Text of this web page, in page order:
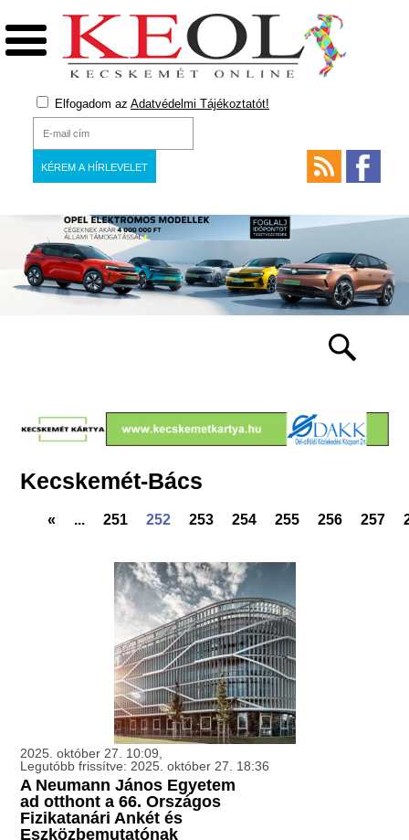
Elfogadom az Adatvédelmi Tájékoztatót!
Kecskemét-Bács
« ... 251 252 253 254 255 256 257
2025. október 27. 10:09,
Legutóbb frissítve: 2025. október 27. 18:36
A Neumann János Egyetem
ad otthont a 66. Országos
Fizikatanári Ankét és
Eszközbemutatónak